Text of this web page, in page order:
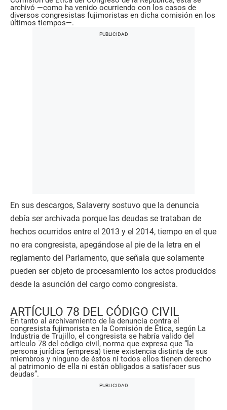
archivó —como ha venido ocurriendo con los casos de
diversos congresistas fujimoristas en dicha comisión en los
últimos tiempos—.
En sus descargos, Salaverry sostuvo que la denuncia
debía ser archivada porque las deudas se trataban de
hechos ocurridos entre el 2013 y el 2014, tiempo en el que
no era congresista, apegándose al pie de la letra en el
reglamento del Parlamento, que señala que solamente
pueden ser objeto de procesamiento los actos producidos
desde la asunción del cargo como congresista.
ARTÍCULO 78 DEL CÓDIGO CIVIL
En tanto al archivamiento de la denuncia contra el
congresista fujimorista en la Comisión de Ética, según La
Industria de Trujillo, el congresista se habría valido del
artículo 78 del código civil, norma que expresa que “la
persona jurídica (empresa) tiene existencia distinta de sus
miembros y ninguno de éstos ni todos ellos tienen derecho
al patrimonio de ella ni están obligados a satisfacer sus
deudas”.